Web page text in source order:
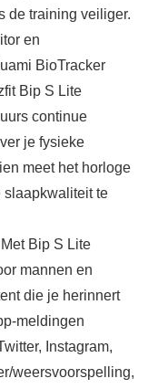
de training veiliger.
en
BioTracker
Bip S Lite
continue
je fysieke
meet het horloge
slaapkwaliteit te
Bip S Lite
mannen en
die je herinnert
meldingen
Instagram,
weersvoorspelling,